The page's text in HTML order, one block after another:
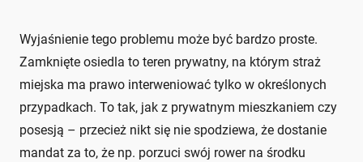
Wyjaśnienie tego problemu może być bardzo proste.
Zamknięte osiedla to teren prywatny, na którym straż
miejska ma prawo interweniować tylko w określonych
przypadkach. To tak, jak z prywatnym mieszkaniem czy
posesją – przecież nikt się nie spodziewa, że dostanie
mandat za to, że np. porzuci swój rower na środku